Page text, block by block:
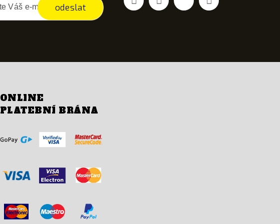
odeslat
ONLINE
PLATEBNÍ BRÁNA